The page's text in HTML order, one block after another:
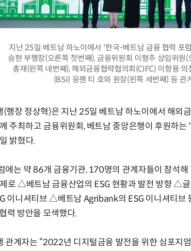
지난 25일 베트남 하노이에서 '한국-베트남 금융 협력 포
승현 부행장(오른쪽 첫번째), 금융위원회 이형주 상임위원
총재(왼쪽 네번째), 해외금융협력협의회(CIFC) 이항용
(BSI) 응웬 티 호와 원장(왼쪽 세번째) 등 관
(행장 정상혁)은 지난 25일 베트남 하노이에서 해외
주최하고 금융위원회, 베트남 중앙은행이 후원하
밝혔다.
에는 약 86개 금융기관, 170명의 관계자들이 참석
로 △베트남 금융산업의 ESG 현황과 발전 방향 △
이니셔티브 △베트남 Agribank의 ESG 이니셔티브
력 방안을 모색했다.
관계자는 “2022년 디지털금융 발전을 위한 심포지